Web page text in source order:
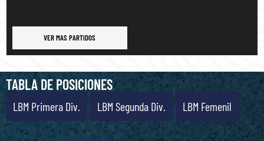
VER MAS PARTIDOS
TABLA DE POSICIONES
LBM Primera Div. LBM Segunda Div. LBM Femenil